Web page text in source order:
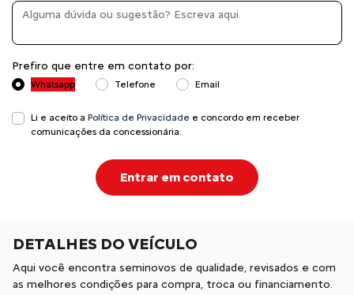
Prefiro que entre em contato por:
Whatsapp Telefone Email
Li e aceito a Política de Privacidade e concordo em receber
comunicações da concessionária.
Entrar em contato
DETALHES DO VEÍCULO
Aqui você encontra seminovos de qualidade, revisados e com
as melhores condições para compra, troca ou financiamento.